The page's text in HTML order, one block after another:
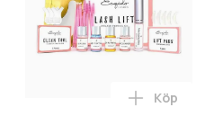
- USB-C 2m i varukorgen
med 2M USB-C till USB-C
2-i-1 Bärbar Löpband med 5%
Lägg till
Köp